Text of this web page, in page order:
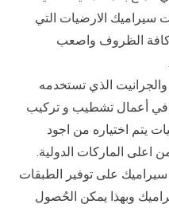
سيراميك الارضيات التي
كافة الظروف واصعب
الذي تستخدمه
أعمال تشطيب و تركيب
يتم اختياره من اجود
اعلى الماركات الدولية.
على توفير الطبقات
وبهذا يمكن الحُصول